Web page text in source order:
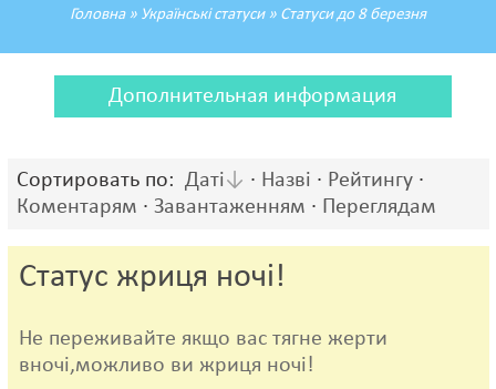
Головна» Українські статуси» Статуси до 8 березня
Дополнительная информация
Сортировать по: Даті · Назві · Рейтингу ·
Коментарям · Завантаженням · Переглядам
Статус жриця ночі!
Не переживайте якщо вас тягне жерти
вночі,можливо ви жриця ночі!